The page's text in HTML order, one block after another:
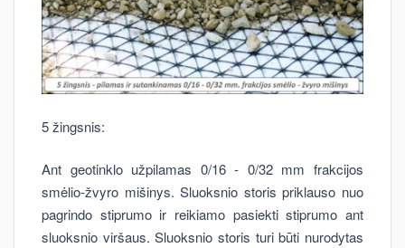
5 žingsnis:
Ant geotinklo užpilamas 0/16 - 0/32 mm frakcijos
smėlio-žvyro mišinys. Sluoksnio storis priklauso nuo
pagrindo stiprumo ir reikiamo pasiekti stiprumo ant
sluoksnio viršaus. Sluoksnio storis turi būti nurodytas